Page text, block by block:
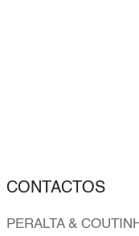
CONTACTOS
PERALTA &